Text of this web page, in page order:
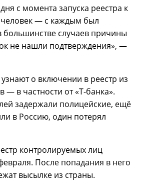
с момента запуска реестра к
— с каждым был
большинстве случаев причины
не нашли подтверждения», —
о включении в реестр из
в частности от «Т-банка».
задержали полицейские, ещё
в Россию, один потерял
контролируемых лиц
После попадания в него
высылке из страны.